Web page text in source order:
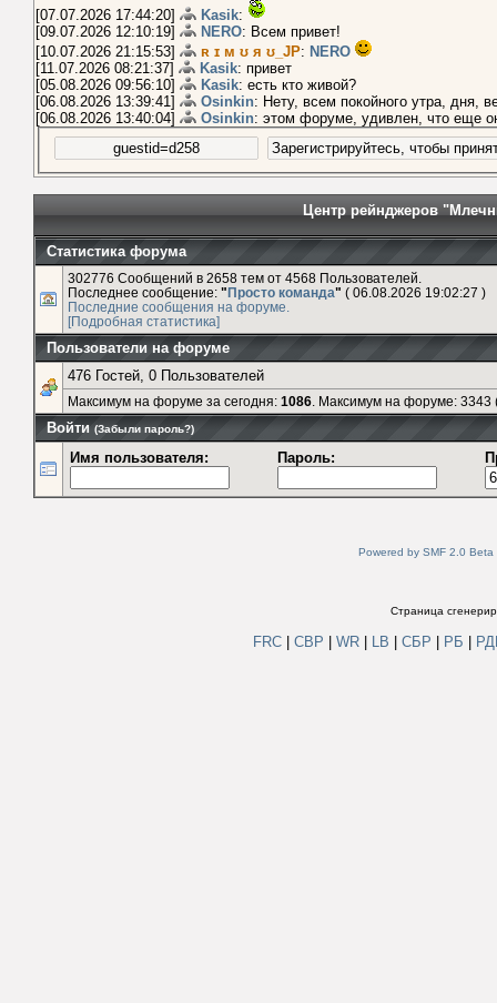
[07.07.2026 17:44:20]
Kasik:
[09.07.2026 12:10:19]
NERO: Всем привет!
[10.07.2026 21:15:53]
ʀ ɪ м ʊ я ʊ_JP: NERO
[11.07.2026 08:21:37]
Kasik: привет
[05.08.2026 09:56:10]
Kasik: есть кто живой?
[06.08.2026 13:39:41]
Osinkin: Нету, всем покойного утра, дня,
[06.08.2026 13:40:04]
Osinkin: этом форуме, удивлен, что еще
Центр рейнджеров
Статистика форума
302776 Сообщений в 2658 тем от 4568 Пользователей.
Последнее сообщение: "Просто команда" ( 06.08.2026 19:02:27 )
Последние сообщения на форуме.
[Подробная статистика]
Пользователи на форуме
476 Гостей, 0 Пользователей
Максимум на форуме за сегодня: 1086 . Максимум на форуме: 3343
Войти(Забыли пароль?)
Имя пользователя: Пароль:
Powered by SMF 2.0 Beta
Страница
FRC | СВР | WR | LB | СБР | РБ |